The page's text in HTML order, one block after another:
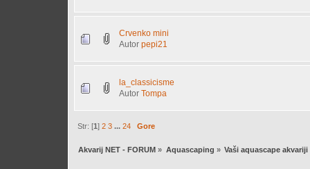
Crvenko mini
Autor pepi21
la_classicisme
Autor Tompa
Str: [1]2 3 ...24 Gore
Akvarij NET - FORUM » Aquascaping » Vaši aquascape akvariji